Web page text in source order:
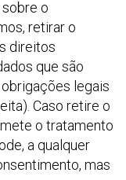
o
retirar o
direitos
que são
legais
Caso retire o
o tratamento
a qualquer
mas